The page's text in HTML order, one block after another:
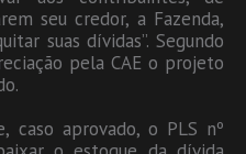
seu credor, a Fazenda,
suas dívidas”. Segundo
pela CAE o projeto
caso aprovado, o PLS nº